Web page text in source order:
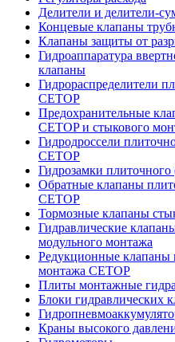
Делители и делители-
Концевые клапаны
Клапаны защиты от
Гидроаппаратура
клапаны
Гидрораспределители
CETOP
Предохранительные
CETOP и стыкового
Гидродроссели
CETOP
Гидрозамки
Обратные клапаны
CETOP
Тормозные клапаны
Гидравлические
модульного монтажа
Редукционные клапаны
монтажа CETOP
Плиты монтажные
Блоки гидравлических
Краны высокого